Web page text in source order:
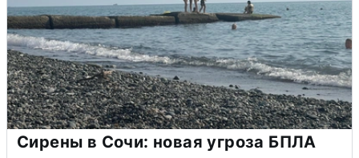
Сирены в Сочи: новая угроза БПЛА